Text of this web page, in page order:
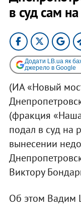
в суд сам
Додати LB.ua як
джерело в Google
(ИА «Новый
(фракция
подал в суд на
вынесении
Виктору
Об этом Вадим